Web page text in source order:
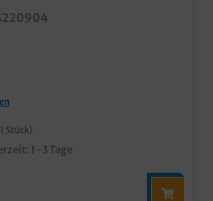
150ml), 100 Stück in Poly,
Snackschalen mit
Fettbarrierekeine
notwendigideal für Pommes,
weitere Snacks zum
Lösung in
Fastfood
Stück)
1-3 Tage